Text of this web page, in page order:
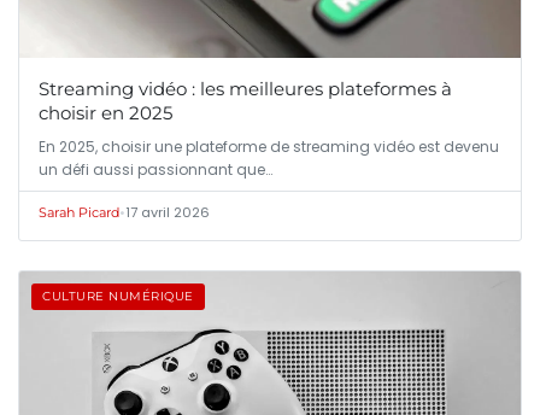
Streaming vidéo : les meilleures plateformes à
choisir en 2025
En 2025, choisir une plateforme de streaming vidéo est devenu
un défi aussi passionnant que…
Sarah Picard•17 avril 2026
CULTURE NUMÉRIQUE